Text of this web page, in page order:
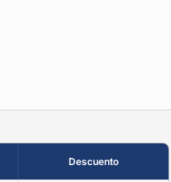
Descuento